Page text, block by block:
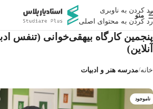
رد کردن به ناوبری
رد کردن به محتوای اصلی
منو
پنجمین کارگاه بیهقی‌خوانی (تنفس
آنلاین)
خانه مدرسه هنر و ادبیات
ناموجود